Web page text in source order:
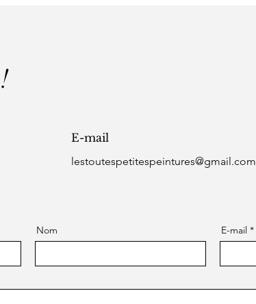
E-mail
lestoutespetitespeintures@gmail.com
Nom E-mail